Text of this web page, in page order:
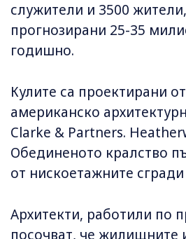
служители и 3500
прогнозирани 25-35
годишно.
Кулите са проектирани
американско
Clarke & Partners.
Обединеното кралство
от нискоетажните
Архитекти, работили по
посочват, че жилищните